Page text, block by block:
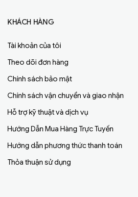
KHÁCH HÀNG
Tài khoản của tôi
Theo dõi đơn hàng
Chính sách bảo mật
Chính sách vận chuyển và giao nhận
Hỗ trợ kỹ thuật và dịch vụ
Hướng Dẫn Mua Hàng Trực Tuyến
Hướng dẫn phương thức thanh toán
Thỏa thuận sử dụng